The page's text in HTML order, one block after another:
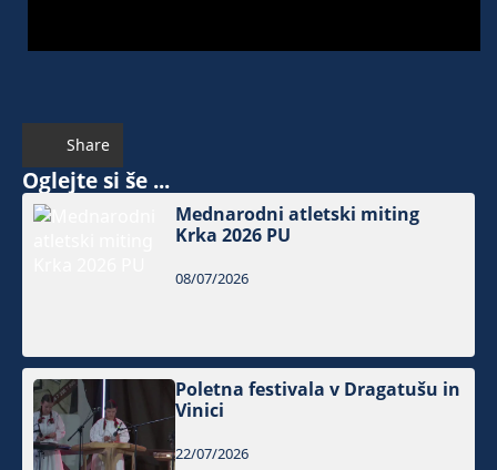
Share
Oglejte si še ...
Mednarodni atletski miting
Krka 2026 PU
08/07/2026
Poletna festivala v Dragatušu in
Vinici
22/07/2026